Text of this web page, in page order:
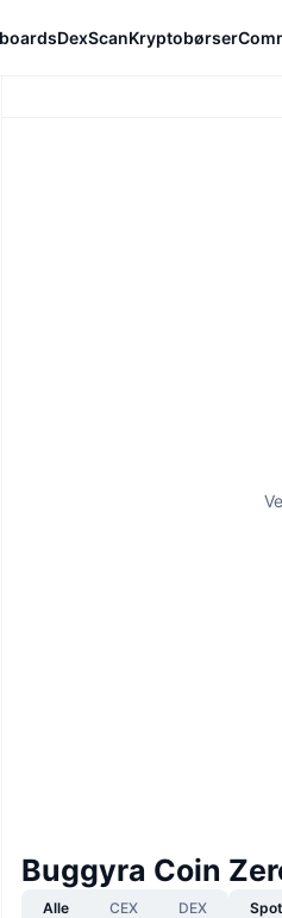
DexScanKryptobørser
(24 timer)
Buggyra Coin
Alle CEX DEX Spot